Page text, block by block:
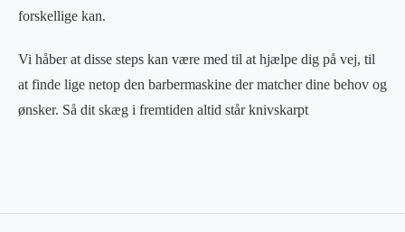
forskellige kan.
Vi håber at disse steps kan være med til at hjælpe dig på vej, til
at finde lige netop den barbermaskine der matcher dine behov og
ønsker. Så dit skæg i fremtiden altid står knivskarpt